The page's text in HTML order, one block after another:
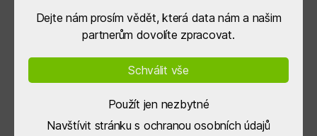
Řídící orgány
Dejte nám prosím vědět, která data nám a našim
partnerům dovolíte zpracovat.
Schválit vše
Použít jen nezbytné
Navštívit stránku s ochranou osobních údajů